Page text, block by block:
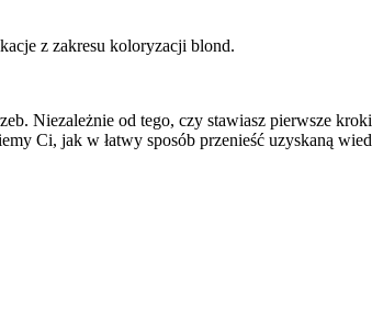
z zakresu koloryzacji blond.
Niezależnie od tego, czy stawiasz pierwsze
Ci, jak w łatwy sposób przenieść uzyskaną